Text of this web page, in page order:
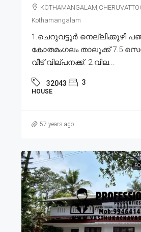
Kothamangalam
1.ചെറുവട്ടൂർ നെല്ലിക്കുഴി
കോതമംഗലം താലൂക്ക് 7.5
വീട് വില്പനക്ക്. 2.വില...
32043 3
HOUSE
57 years ago